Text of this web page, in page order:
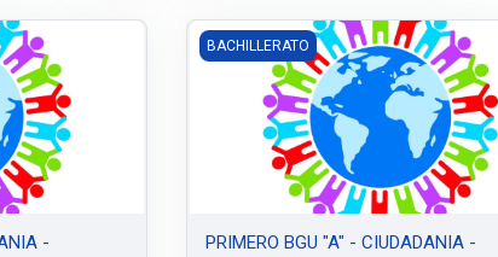
- MATUTINA
-
PRIMERO BGU "A" - CIUDADANIA -
BACHILLERATO
PRIMERO BGU "A" - CIUDADANIA -